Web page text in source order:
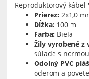
Reproduktorový kábel
Prierez: 2x1,0
Dĺžka: 100 m
Farba: Biela
Žily vyrobené z
súlade s
Odolný PVC
oderom a